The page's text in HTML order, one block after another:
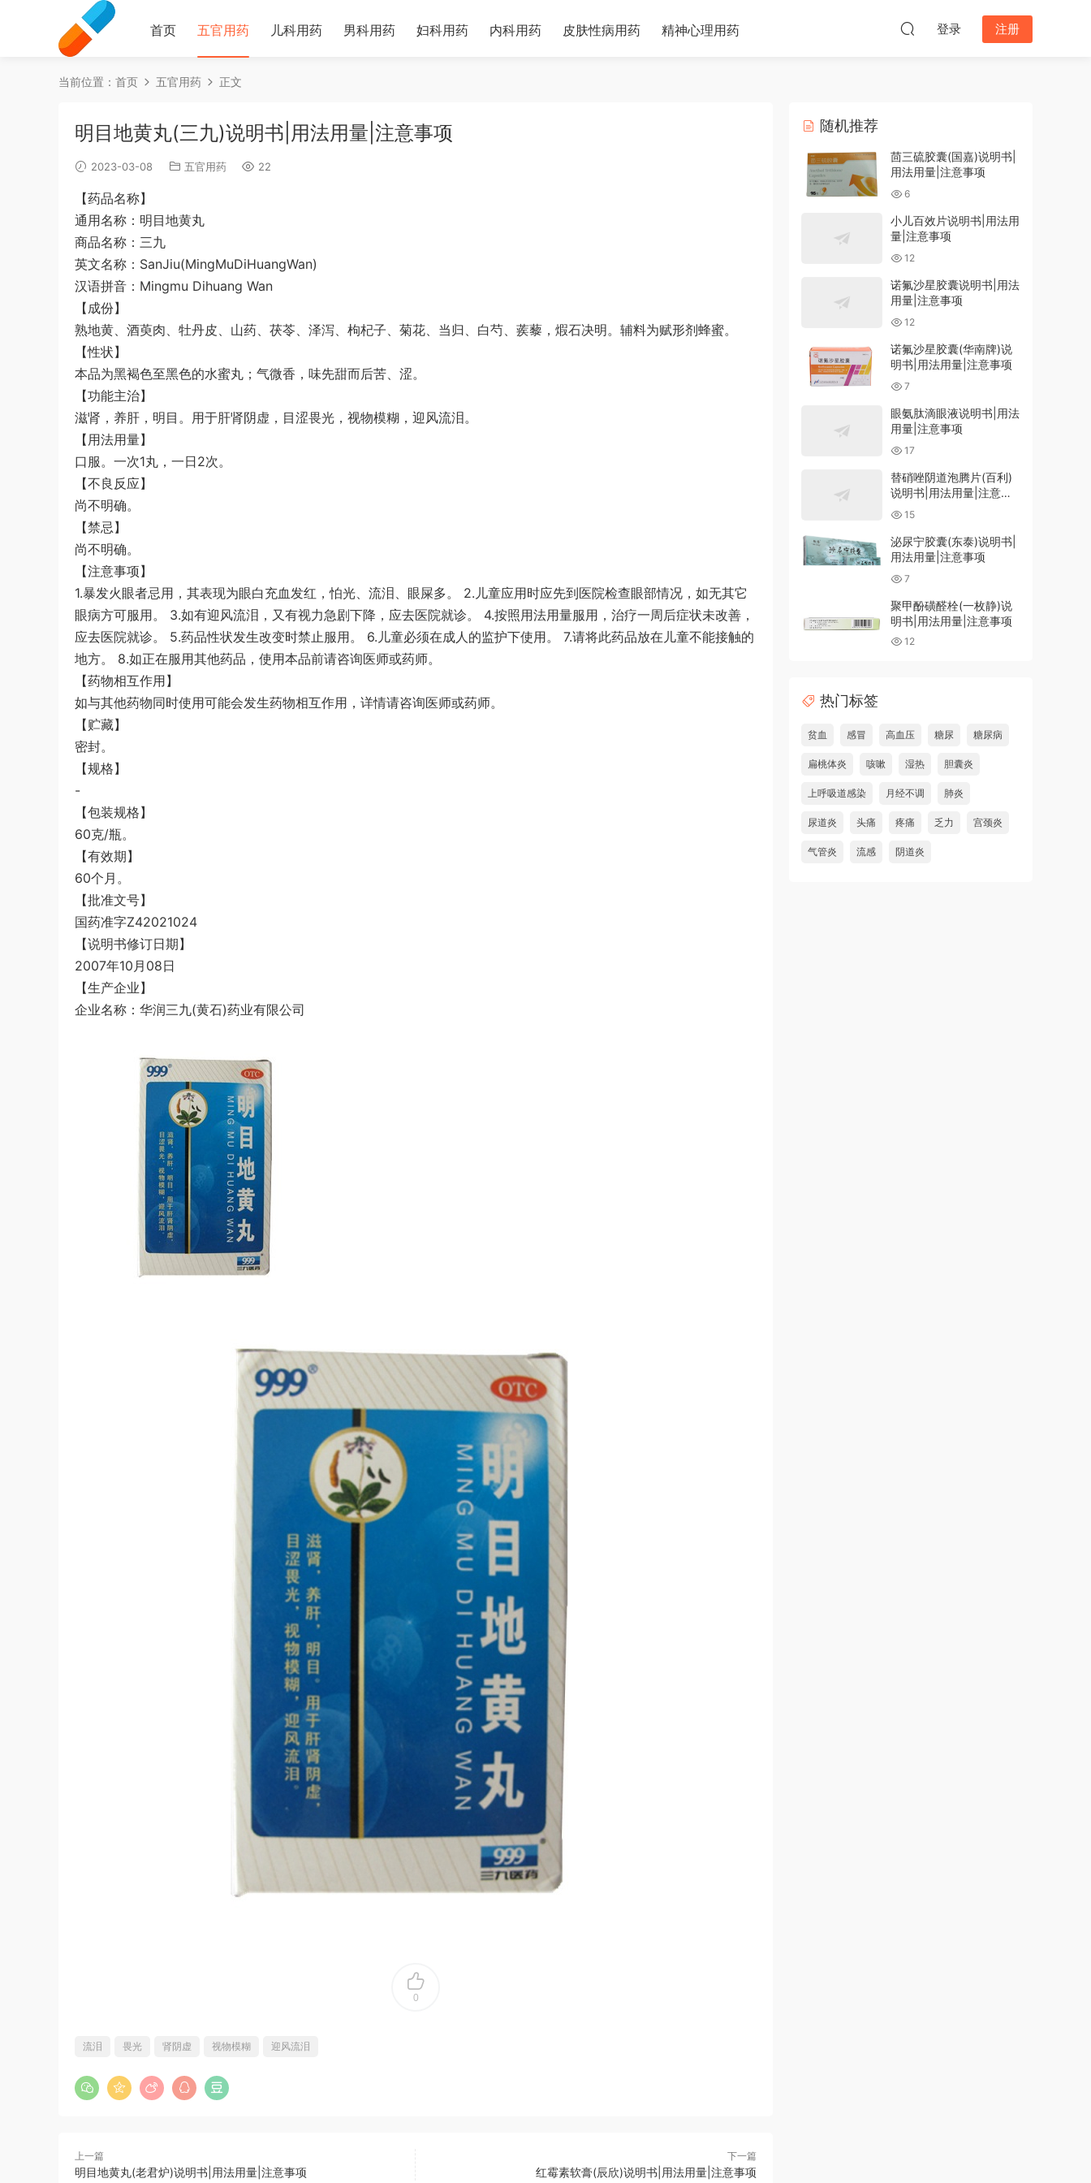
首页 五官用药 儿科用药 男科用药 妇科用药 内科用药 皮肤性病用药 精神心理用药 登录 注册
当前位置： 首页 五官用药 正文
明目地黄丸(三九)说明书|用法用量|注意事项
2023-03-08 五官用药 22
【药品名称】
通用名称：明目地黄丸
商品名称：三九
英文名称：SanJiu(MingMuDiHuangWan)
汉语拼音：Mingmu Dihuang Wan
【成份】
熟地黄、酒萸肉、牡丹皮、山药、茯苓、泽泻、枸杞子、菊花、当归、白芍、蒺藜，煆石决明。辅料为赋形剂蜂蜜。
【性状】
本品为黑褐色至黑色的水蜜丸；气微香，味先甜而后苦、涩。
【功能主治】
滋肾，养肝，明目。用于肝肾阴虚，目涩畏光，视物模糊，迎风流泪。
【用法用量】
口服。一次1丸，一日2次。
【不良反应】
尚不明确。
【禁忌】
尚不明确。
【注意事项】
1.暴发火眼者忌用，其表现为眼白充血发红，怕光、流泪、眼屎多。 2.儿童应用时应先到医院检查眼部情况，如无其它
眼病方可服用。 3.如有迎风流泪，又有视力急剧下降，应去医院就诊。 4.按照用法用量服用，治疗一周后症状未改善，
应去医院就诊。 5.药品性状发生改变时禁止服用。 6.儿童必须在成人的监护下使用。 7.请将此药品放在儿童不能接触的
地方。 8.如正在服用其他药品，使用本品前请咨询医师或药师。
【药物相互作用】
如与其他药物同时使用可能会发生药物相互作用，详情请咨询医师或药师。
【贮藏】
密封。
【规格】
-
【包装规格】
60克/瓶。
【有效期】
60个月。
【批准文号】
国药准字Z42021024
【说明书修订日期】
2007年10月08日
【生产企业】
企业名称：华润三九(黄石)药业有限公司
0
流泪 畏光 肾阴虚 视物模糊 迎风流泪
上一篇
明目地黄丸(老君炉)说明书|用法用量|注意事项
下一篇
红霉素软膏(辰欣)说明书|用法用量|注意事项
随机推荐
茴三硫胶囊(国嘉)说明书|
用法用量|注意事项
6
小儿百效片说明书|用法用
量|注意事项
12
诺氟沙星胶囊说明书|用法
用量|注意事项
12
诺氟沙星胶囊(华南牌)说
明书|用法用量|注意事项
7
眼氨肽滴眼液说明书|用法
用量|注意事项
17
替硝唑阴道泡腾片(百利)
说明书|用法用量|注意事
项 15
泌尿宁胶囊(东泰)说明书|
用法用量|注意事项
7
聚甲酚磺醛栓(一枚静)说
明书|用法用量|注意事项
12
热门标签
贫血 感冒 高血压 糖尿 糖尿病
扁桃体炎 咳嗽 湿热 胆囊炎
上呼吸道感染 月经不调 肺炎
尿道炎 头痛 疼痛 乏力 宫颈炎
气管炎 流感 阴道炎